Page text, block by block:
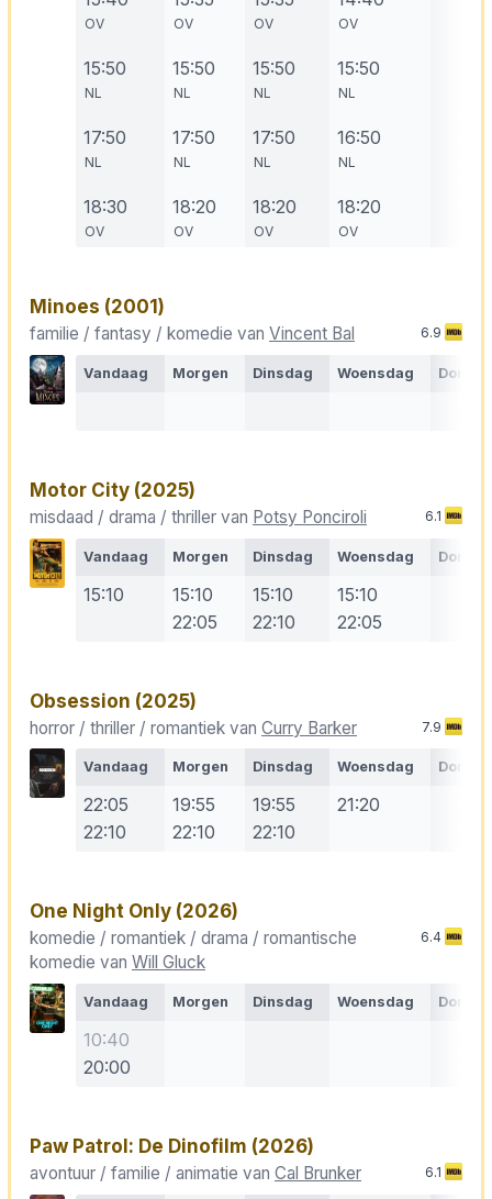
OV
15:50
NL
17:50
NL
18:30
OV
OV
15:50
NL
17:50
NL
18:20
OV
OV
15:50
NL
17:50
NL
18:20
OV
OV
15:50
NL
16:50
NL
18:20
OV
Minoes (2001)
familie / fantasy / komedie van Vincent Bal 6.9
Vandaag Morgen Dinsdag Woensdag
Motor City (2025)
misdaad / drama / thriller van Potsy Ponciroli 6.1
Vandaag Morgen Dinsdag Woensdag
15:10
15:10
22:05
15:10
22:10
15:10
22:05
Obsession (2025)
horror / thriller / romantiek van Curry Barker 7.9
Vandaag Morgen Dinsdag Woensdag
22:05
22:10
19:55
22:10
19:55
22:10
21:20
One Night Only (2026)
komedie / romantiek / drama / romantische
komedie van Will Gluck
6.4
Vandaag Morgen Dinsdag Woensdag
10:40
20:00
Paw Patrol: De Dinofilm (2026)
avontuur / familie / animatie van Cal Brunker 6.1